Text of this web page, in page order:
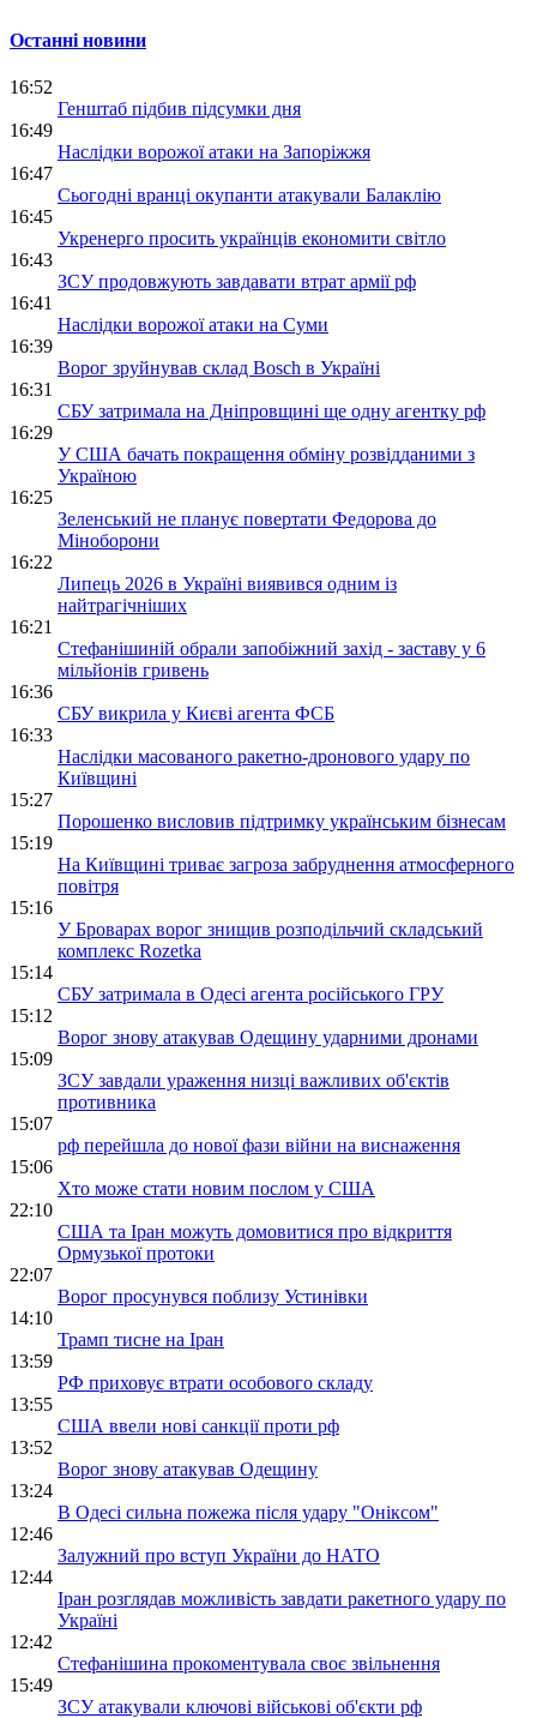
Останні новини
16:52
Генштаб підбив підсумки дня
16:49
Наслідки ворожої атаки на Запоріжжя
16:47
Сьогодні вранці окупанти атакували Балаклію
16:45
Укренерго просить українців економити світло
16:43
ЗСУ продовжують завдавати втрат армії рф
16:41
Наслідки ворожої атаки на Суми
16:39
Ворог зруйнував склад Bosch в Україні
16:31
СБУ затримала на Дніпровщині ще одну агентку рф
16:29
У США бачать покращення обміну розвідданими з
Україною
16:25
Зеленський не планує повертати Федорова до
Міноборони
16:22
Липець 2026 в Україні виявився одним із
найтрагічніших
16:21
Стефанішиній обрали запобіжний захід - заставу у 6
мільйонів гривень
16:36
СБУ викрила у Києві агента ФСБ
16:33
Наслідки масованого ракетно-дронового удару по
Київщині
15:27
Порошенко висловив підтримку українським бізнесам
15:19
На Київщині триває загроза забруднення атмосферного
повітря
15:16
У Броварах ворог знищив розподільчий складський
комплекс Rozetka
15:14
СБУ затримала в Одесі агента російського ГРУ
15:12
Ворог знову атакував Одещину ударними дронами
15:09
ЗСУ завдали ураження низці важливих об'єктів
противника
15:07
рф перейшла до нової фази війни на виснаження
15:06
Хто може стати новим послом у США
22:10
США та Іран можуть домовитися про відкриття
Ормузької протоки
22:07
Ворог просунувся поблизу Устинівки
14:10
Трамп тисне на Іран
13:59
РФ приховує втрати особового складу
13:55
США ввели нові санкції проти рф
13:52
Ворог знову атакував Одещину
13:24
В Одесі сильна пожежа після удару "Оніксом"
12:46
Залужний про вступ України до НАТО
12:44
Іран розглядав можливість завдати ракетного удару по
Україні
12:42
Стефанішина прокоментувала своє звільнення
15:49
ЗСУ атакували ключові військові об'єкти рф